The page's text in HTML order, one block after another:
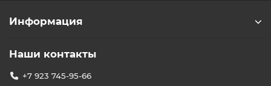
Информация
Наши контакты
+7 923 745-95-66